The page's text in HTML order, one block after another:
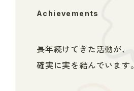
Achievements
長年続けてきた活動が、
確実に実を結んでいます。